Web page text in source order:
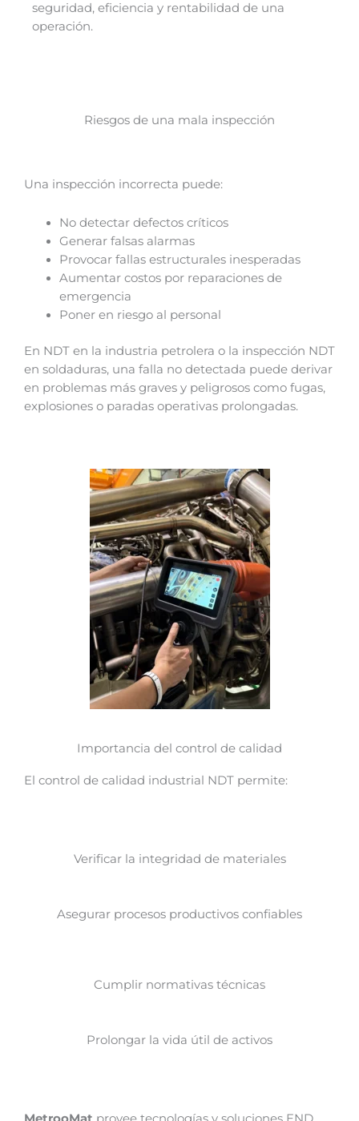
seguridad, eficiencia y rentabilidad de una
operación.
Riesgos de una mala inspección
Una inspección incorrecta puede:
No detectar defectos críticos
Generar falsas alarmas
Provocar fallas estructurales inesperadas
Aumentar costos por reparaciones de
emergencia
Poner en riesgo al personal
En NDT en la industria petrolera o la inspección NDT
en soldaduras, una falla no detectada puede derivar
en problemas más graves y peligrosos como fugas,
explosiones o paradas operativas prolongadas.
Importancia del control de calidad
El control de calidad industrial NDT permite:
Verificar la integridad de materiales
Asegurar procesos productivos confiables
Cumplir normativas técnicas
Prolongar la vida útil de activos